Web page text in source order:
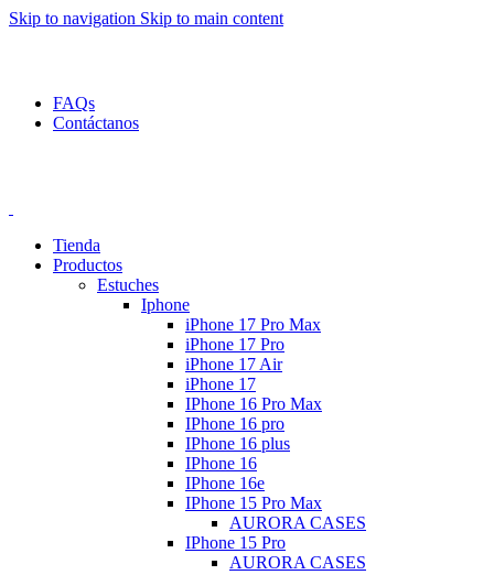
Skip to navigation Skip to main content
FAQs
Contáctanos
Tienda
Productos
Estuches
Iphone
iPhone 17 Pro Max
iPhone 17 Pro
iPhone 17 Air
iPhone 17
IPhone 16 Pro Max
IPhone 16 pro
IPhone 16 plus
IPhone 16
IPhone 16e
IPhone 15 Pro Max
AURORA CASES
IPhone 15 Pro
AURORA CASES